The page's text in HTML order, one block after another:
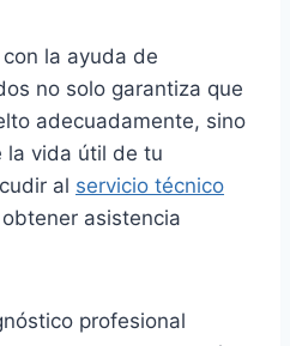
la ayuda de
no solo garantiza que
adecuadamente, sino
la vida útil de tu
al servicio técnico
asistencia
profesional